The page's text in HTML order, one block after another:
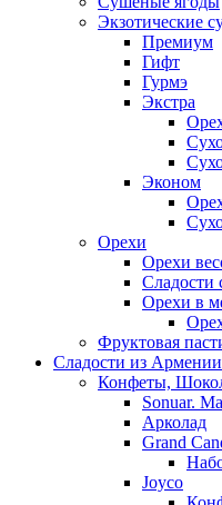
Экзотические
Премиум
Гифт
Гурмэ
Экстра
Эконом
Орехи
Орехи
Сладости
Орехи в
Фруктовая
Сладости из Армении
Конфеты,
Sonuar.
Арколад
Grand
Joyco